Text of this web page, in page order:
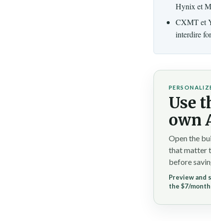
Hynix et
CXMT et
interdire
Use
own
Open the
that matter
before
Preview and
the $7/